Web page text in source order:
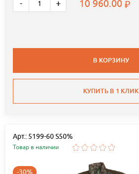
- + 10 960.00
В КОРЗИНУ
КУПИТЬ В 1 КЛИК
Арт.: 5199-60 S50%
Товар в наличии
-30%